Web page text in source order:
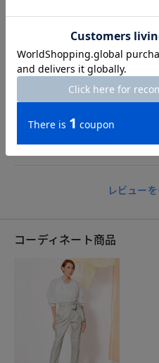
2026.06.25
アボカド 身長159cm 体
カラー：ブラック
サイズ：M
レビューにあるように、この
上手く結ぶ事ができれば素敵
シンプルなノーカラーのデニ
レビュー
コーディネート商品